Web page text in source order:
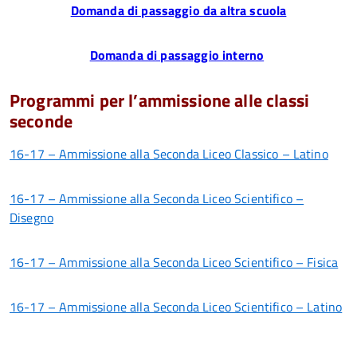
Domanda di passaggio da altra scuola
Domanda di passaggio interno
Programmi per l’ammissione alle classi
seconde
16-17 – Ammissione alla Seconda Liceo Classico – Latino
16-17 – Ammissione alla Seconda Liceo Scientifico –
Disegno
16-17 – Ammissione alla Seconda Liceo Scientifico – Fisica
16-17 – Ammissione alla Seconda Liceo Scientifico – Latino